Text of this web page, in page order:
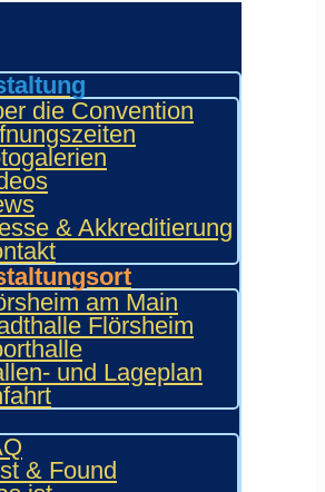
die Convention
& Akkreditierung
am Main
Flörsheim
und Lageplan
& Found